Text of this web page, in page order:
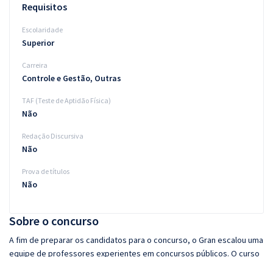
Sobre o concurso
A fim de preparar os candidatos para o concurso, o Gran escalou uma
equipe de professores experientes em concursos públicos. O curso
Requisitos
Escolaridade
Superior
Carreira
Controle e Gestão, Outras
TAF (Teste de Aptidão Física)
Não
Redação Discursiva
Não
Prova de títulos
Não